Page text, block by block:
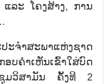
ລະ ໂຄງສ້າງ, ການ
ຳສະພາແຫ່ງຊາດ
ຄຳເຫັນເຂົ້າໃສ່ບົດ
ຊຸມວິສາມັນ ຄັ້ງທີ 2